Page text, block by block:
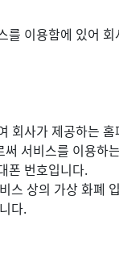
이용함에 있어
사가 제공하는
서비스를 이용하
폰 번호입니다.
스 상의 가상 화폐
다.